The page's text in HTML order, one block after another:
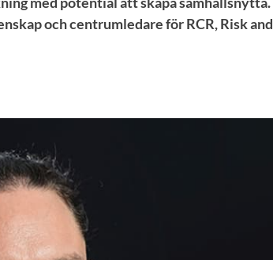
och centrumledare för RCR, Risk and